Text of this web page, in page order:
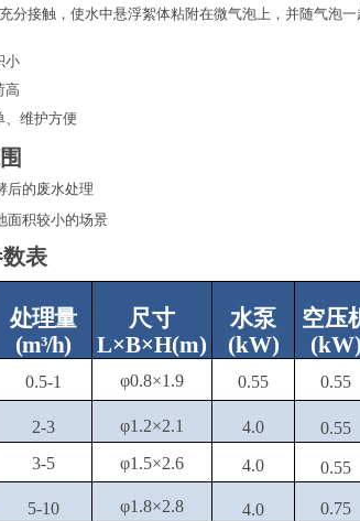
分接触，使水中悬浮絮体粘附在微气泡上，并随气泡
小
高
、维护方便
后的废水处理
面积较小的场景
表
处理量
(m³/h)
尺寸
L×B×H(m)
水泵
(kW)
空压
(kW)
0.5-1 φ0.8×1.9 0.55 0.55
2-3 φ1.2×2.1 4.0 0.55
3-5 φ1.5×2.6 4.0 0.55
5-10 φ1.8×2.8 4.0 0.75